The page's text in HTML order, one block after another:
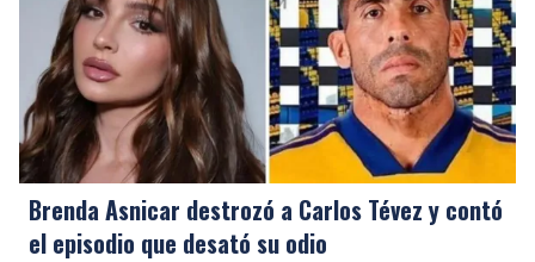
Brenda Asnicar destrozó a Carlos Tévez y contó
el episodio que desató su odio